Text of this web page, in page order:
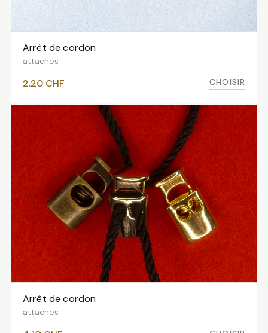
VOIR LES VARIANTES
Arrêt de cordon
attaches
2.20 CHF CHOISIR
VOIR LES VARIANTES
Arrêt de cordon
attaches